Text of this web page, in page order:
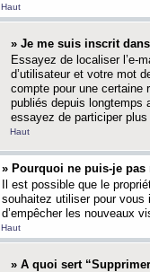
Haut
» Je me suis inscrit
Essayez de localiser l’e-
d’utilisateur et votre mot
compte pour une certaine
publiés depuis longtemps
essayez de participer
Haut
» Pourquoi ne puis-je pas
Il est possible que le
souhaitez utiliser pour vous
d’empêcher les nouveaux
Haut
» A quoi sert